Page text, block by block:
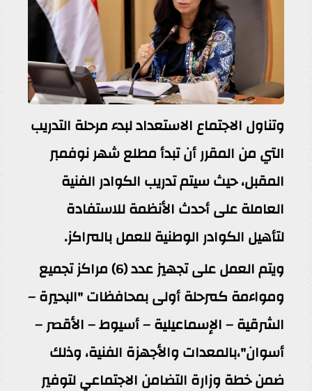
وتناول الاجتماع الاستعداد لبدء مرحلة التدريب
التي من المقرر أن تبدأ مطلع شهر نوفمبر
المقبل، حيث سيتم تدريب الكوادر الفنية
العاملة على أحدث الأنظمة للاستفادة
لتأهيل الكوادر الوطنية للعمل بالمراكز.
ويتم العمل على تجهيز عدد (6) مراكز تجميع
ومواءمة كمرحلة أولى بمحافظات "البحيرة –
الشرقية – الإسماعيلية – أسيوط – الأقصر –
أسوان"،بالمعدات والأجهزة الفنية، وذلك
ضمن خطة وزارة التضامن الاجتماعي لتوفير